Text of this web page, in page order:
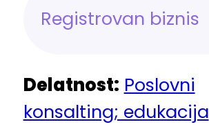
Registrovan biznis
Delatnost: Poslovni
konsalting; edukacija